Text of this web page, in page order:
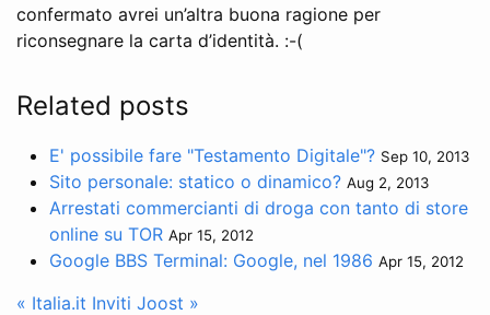
confermato avrei un’altra buona ragione per
riconsegnare la carta d’identità. :-(
Related posts
E' possibile fare "Testamento Digitale"? Sep 10, 2013
Sito personale: statico o dinamico? Aug 2, 2013
Arrestati commercianti di droga con tanto di store
online su TOR Apr 15, 2012
Google BBS Terminal: Google, nel 1986 Apr 15, 2012
« Italia.it Inviti Joost »